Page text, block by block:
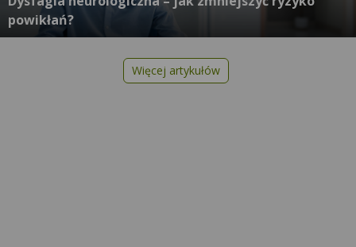
powikłań?
Więcej artykułów